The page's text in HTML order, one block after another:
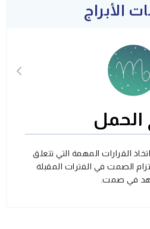
الأبراج
الحمل
القرارات المهمة التي تتعلق
الصمت في الفترات المقبلة
في صمت.